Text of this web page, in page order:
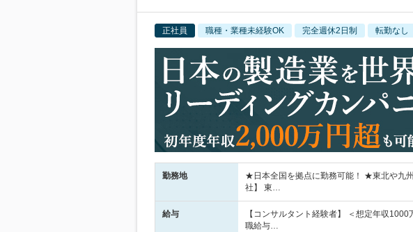
正社員 職種・業種未経験OK 完全週休2日制 転勤なし
勤務地
★日本全国を拠点に勤務可能！ ★東北や九
社】 東…
給与
【コンサルタント経験者】 ＜想定年収
職給与…